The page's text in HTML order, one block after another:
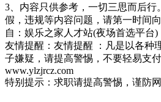
3、内容只供参考，一切三思而后行
假，违规等内容问题，请第一时间
自：娱乐之家人才站(夜场首选平台)
友情提醒：友情提醒 ：凡是以各种
子嫌疑，请提高警惕，不要轻易支
www.ylzjrcz.com
特别提示：求职请提高警惕，谨防